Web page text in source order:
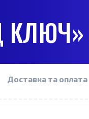
Доставка та оплата